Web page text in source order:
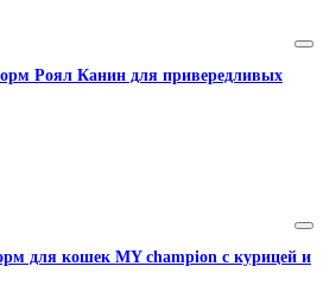
Роял Канин для привередливых
для кошек MY champion с курицей и